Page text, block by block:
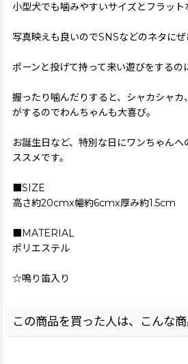
小型犬でも噛みやすいサイズとフラット
写真映えも良いのでSNSなどのネタにぜ
ポーンと投げて持って来い遊びをするの
握ったり噛んだりすると、シャカシャ
がするのでわんちゃんも大喜び。
お誕生日など、特別な日にワンちゃん
ススメです。
■SIZE
高さ約20cmx幅約6cmx厚み約1.5cm
■MATERIAL
ポリエステル
☆鳴り笛入り
この商品を買った人は、こんな